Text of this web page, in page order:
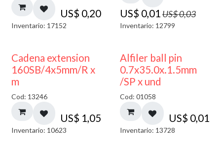
US$ 0,20
Inventario: 17152
US$ 0,01US$0,03
Inventario: 12799
Cadena extension
160SB/4x5mm/R x
m
Cod: 13246
US$ 1,05
Inventario: 10623
Alfiler ball pin
0.7x35.0x.1.5mm
/SP x und
Cod: 01058
US$ 0,01
Inventario: 13728